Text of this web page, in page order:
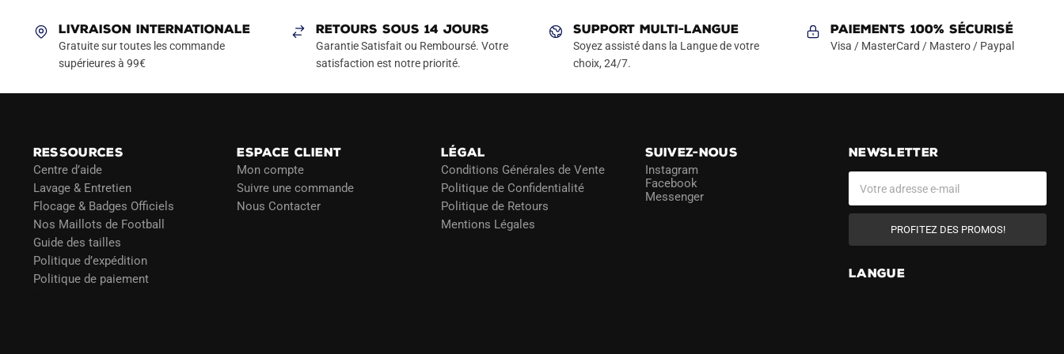
Les
options
peuvent
page
du
produit
Les
options
peuvent
LIVRAISON INTERNATIONALE
Gratuite sur toutes les commande
supérieures à 99€
RETOURS SOUS 14 JOURS
Garantie Satisfait ou Remboursé. Votre
satisfaction est notre priorité.
SUPPORT MULTI-LANGUE
Soyez assisté dans la Langue de votre
choix, 24/7.
Paiements 100% Sécurisé
Visa / MasterCard / Mastero / Paypal
RESSOURCES
Centre d’aide
Lavage & Entretien
Flocage & Badges Officiels
Nos Maillots de Football
Guide des tailles
Politique d’expédition
Politique de paiement
ESPACE CLIENT
Mon compte
Suivre une commande
Nous Contacter
LÉGAL
Conditions Générales de Vente
Politique de Confidentialité
Politique de Retours
Mentions Légales
SUIVEZ-NOUS
Instagram
Facebook
Messenger
NEWSLETTER
PROFITEZ DES PROMOS!
LANGUE